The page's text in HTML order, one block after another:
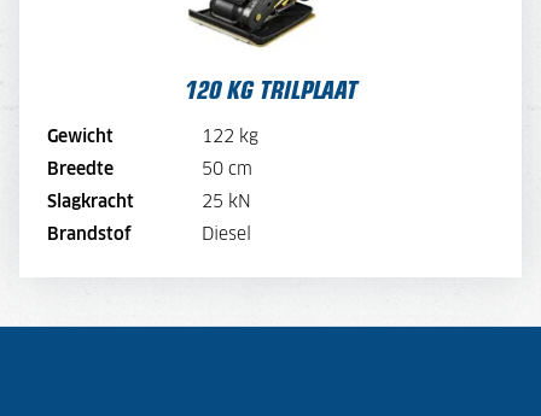
120 KG TRILPLAAT
Gewicht
122 kg
Breedte
50 cm
Slagkracht
25 kN
Brandstof
Diesel
BEKIJK MACHINE